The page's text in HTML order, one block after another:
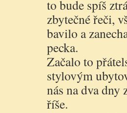
to bude spíš
zbytečné řeči,
bavilo a
pecka.
Začalo to
stylovým
nás na dva dny
říše.